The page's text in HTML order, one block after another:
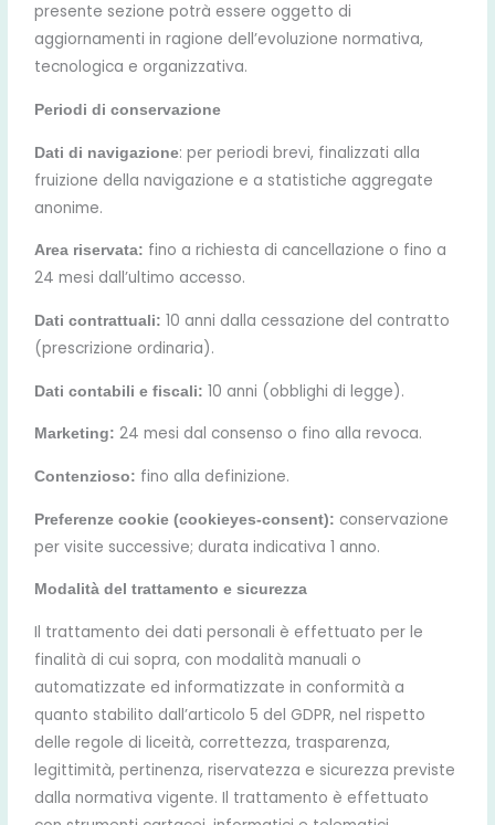
presente sezione potrà essere oggetto di
aggiornamenti in ragione dell’evoluzione normativa,
tecnologica e organizzativa.
Periodi di conservazione
Dati di navigazione: per periodi brevi, finalizzati alla
fruizione della navigazione e a statistiche aggregate
anonime.
Area riservata: fino a richiesta di cancellazione o fino a
24 mesi dall’ultimo accesso.
Dati contrattuali: 10 anni dalla cessazione del contratto
(prescrizione ordinaria).
Dati contabili e fiscali: 10 anni (obblighi di legge).
Marketing: 24 mesi dal consenso o fino alla revoca.
Contenzioso: fino alla definizione.
Preferenze cookie (cookieyes‑consent): conservazione
per visite successive; durata indicativa 1 anno.
Modalità del trattamento e sicurezza
Il trattamento dei dati personali è effettuato per le
finalità di cui sopra, con modalità manuali o
automatizzate ed informatizzate in conformità a
quanto stabilito dall’articolo 5 del GDPR, nel rispetto
delle regole di liceità, correttezza, trasparenza,
legittimità, pertinenza, riservatezza e sicurezza previste
dalla normativa vigente. Il trattamento è effettuato